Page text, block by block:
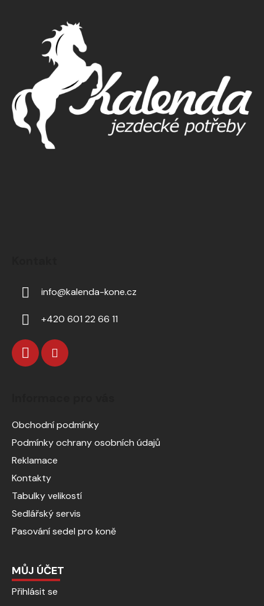
info@kalenda-kone.cz
+420 601 22 66 11
Obchodní podmínky
Podmínky ochrany osobních údajů
Reklamace
Kontakty
Tabulky velikostí
Sedlářský servis
Pasování sedel pro koně
MŮJ ÚČET
Přihlásit se